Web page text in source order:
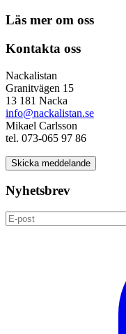
Läs mer om oss
Kontakta oss
Nackalistan
Granitvägen 15
13 181 Nacka
info@nackalistan.se
Mikael Carlsson
tel. 073-065 97 86
Skicka meddelande
Nyhetsbrev